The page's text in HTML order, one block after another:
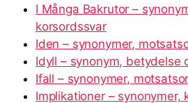
I Många Bakrutor –
korsordssvar
Iden – synonymer,
Idyll – synonym, betydelse
Ifall – synonymer,
Implikationer –